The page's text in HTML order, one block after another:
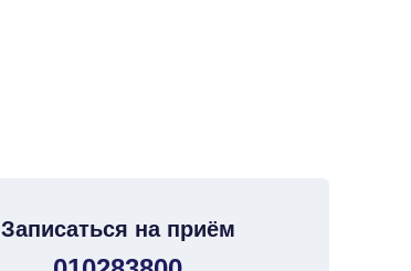
Записаться на приём